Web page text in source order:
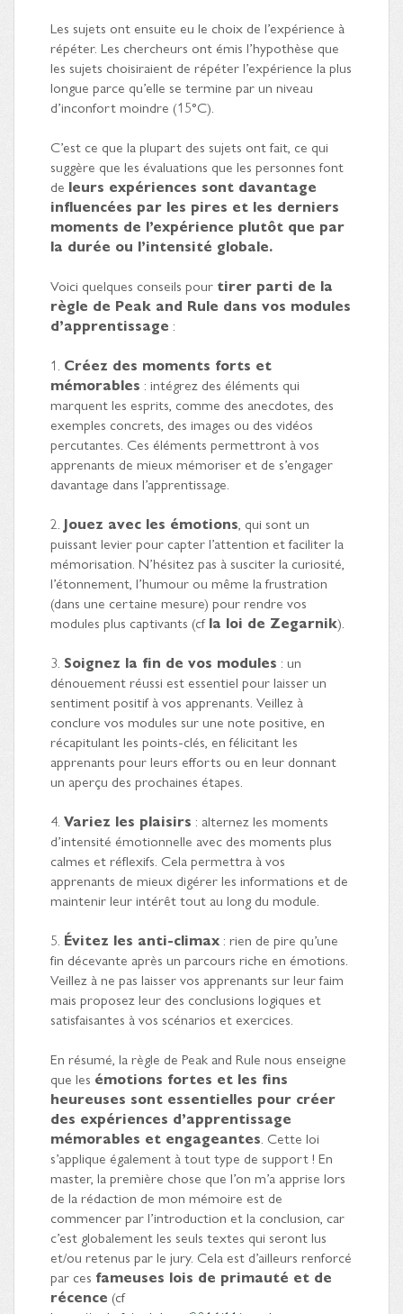
Les sujets ont ensuite eu le choix de l’expérience à
répéter. Les chercheurs ont émis l’hypothèse que
les sujets choisiraient de répéter l’expérience la plus
longue parce qu’elle se termine par un niveau
d’inconfort moindre (15°C).
C’est ce que la plupart des sujets ont fait, ce qui
suggère que les évaluations que les personnes font
de leurs expériences sont davantage
influencées par les pires et les derniers
moments de l’expérience plutôt que par
la durée ou l’intensité globale.
Voici quelques conseils pour tirer parti de la
règle de Peak and Rule dans vos modules
d’apprentissage :
1. Créez des moments forts et
mémorables : intégrez des éléments qui
marquent les esprits, comme des anecdotes, des
exemples concrets, des images ou des vidéos
percutantes. Ces éléments permettront à vos
apprenants de mieux mémoriser et de s’engager
davantage dans l’apprentissage.
2. Jouez avec les émotions, qui sont un
puissant levier pour capter l’attention et faciliter la
mémorisation. N’hésitez pas à susciter la curiosité,
l’étonnement, l’humour ou même la frustration
(dans une certaine mesure) pour rendre vos
modules plus captivants (cfla loi de Zegarnik).
3. Soignez la fin de vos modules : un
dénouement réussi est essentiel pour laisser un
sentiment positif à vos apprenants. Veillez à
conclure vos modules sur une note positive, en
récapitulant les points-clés, en félicitant les
apprenants pour leurs efforts ou en leur donnant
un aperçu des prochaines étapes.
4. Variez les plaisirs : alternez les moments
d’intensité émotionnelle avec des moments plus
calmes et réflexifs. Cela permettra à vos
apprenants de mieux digérer les informations et de
maintenir leur intérêt tout au long du module.
5. Évitez les anti-climax: rien de pire qu’une
fin décevante après un parcours riche en émotions.
Veillez à ne pas laisser vos apprenants sur leur faim
mais proposez leur des conclusions logiques et
satisfaisantes à vos scénarios et exercices.
En résumé, la règle de Peak and Rule nous enseigne
que les émotions fortes et les fins
heureuses sont essentielles pour créer
des expériences d’apprentissage
mémorables et engageantes. Cette loi
s’applique également à tout type de support ! En
master, la première chose que l’on m’a apprise lors
de la rédaction de mon mémoire est de
commencer par l’introduction et la conclusion, car
c’est globalement les seuls textes qui seront lus
et/ou retenus par le jury. Cela est d’ailleurs renforcé
par ces fameuses lois de primauté et de
récence (cf